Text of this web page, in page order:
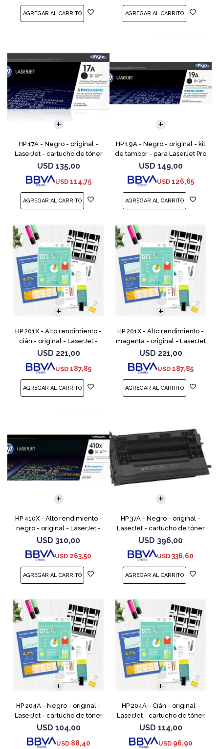
HP 17A - Negro - original -
LaserJet - cartucho de tóner
(CF217A) - para LaserJet Pro
M102a, M102w, MFP M130a,
MFP M130fn, MFP M
USD 135,00
USD 114,75
HP 19A - Negro - original - kit
de tambor - para LaserJet Pro
M102, M104, MFP M130, MFP
M132
USD 149,00
USD 126,65
HP 201X - Alto rendimiento -
cián - original - LaserJet -
cartucho de tóner (CF401X) -
para Color LaserJet Pro
M252dn, M252dw, M
USD 221,00
USD 187,85
HP 201X - Alto rendimiento -
magenta - original - LaserJet
- cartucho de tóner (CF403X)
- para Color LaserJet Pro
M252dn, M252dw
USD 221,00
USD 187,85
HP 410X - Alto rendimiento -
negro - original - LaserJet -
cartucho de tóner (CF410X) -
para Color LaserJet Pro M452,
MFP M377,
USD 310,00
USD 263,50
HP 37A - Negro - original -
LaserJet - cartucho de tóner
(CF237A) - para LaserJet
Managed MFP E62555;
LaserJet Managed Flow MFP
USD 396,00
USD 336,60
HP 204A - Negro - original -
LaserJet - cartucho de tóner
(CF510A) - para Color
LaserJet Pro M154a, M154nw,
MFP M180n, MFP M180n
USD 104,00
USD 88,40
HP 204A - Cián - original -
LaserJet - cartucho de tóner
(CF511A) - para Color LaserJet
Pro M154a, M154nw, MFP
M180n, MFP M180nw
USD 114,00
USD 96,90